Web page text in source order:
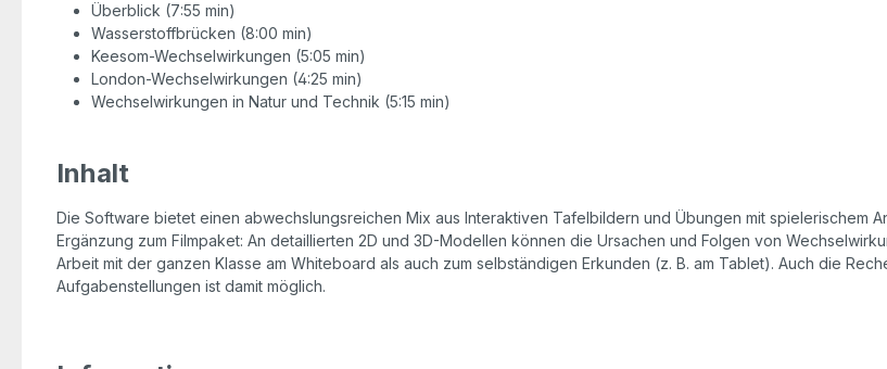
Überblick (7:55 min)
Wasserstoffbrücken (8:00 min)
Keesom-Wechselwirkungen (5:05 min)
London-Wechselwirkungen (4:25 min)
Wechselwirkungen in Natur und Technik (5:15 min)
Inhalt
Die Software bietet einen abwechslungsreichen Mix aus Interaktiven Tafelbildern und Übungen mit spielerischem
Ergänzung zum Filmpaket: An detaillierten 2D und 3D-Modellen können die Ursachen und Folgen von
Arbeit mit der ganzen Klasse am Whiteboard als auch zum selbständigen Erkunden (z. B. am Tablet). Auch die
Aufgabenstellungen ist damit möglich.